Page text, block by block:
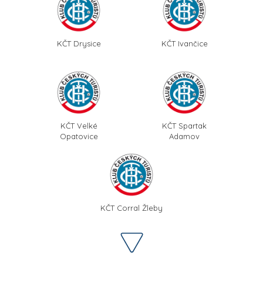
KČT Drysice KČT Ivančice
KČT Velké
Opatovice
KČT Spartak
Adamov
KČT Corral Žleby